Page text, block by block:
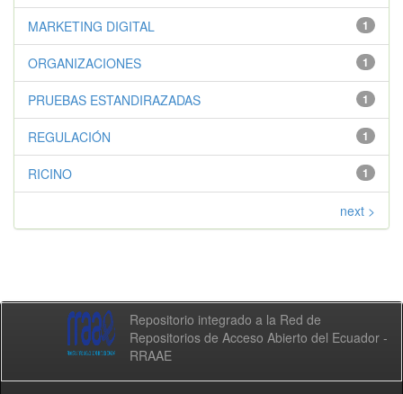
1
MARKETING DIGITAL
1
ORGANIZACIONES
1
PRUEBAS ESTANDIRAZADAS
1
REGULACIÓN
1
RICINO
next >
Repositorio integrado a la Red de
Repositorios de Acceso Abierto del Ecuador -
RRAAE